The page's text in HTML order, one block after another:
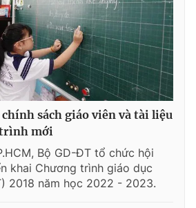
sách giáo viên và tài liệu
mới
Bộ GD-ĐT tổ chức hội
khai Chương trình giáo dục
2018 năm học 2022 - 2023.